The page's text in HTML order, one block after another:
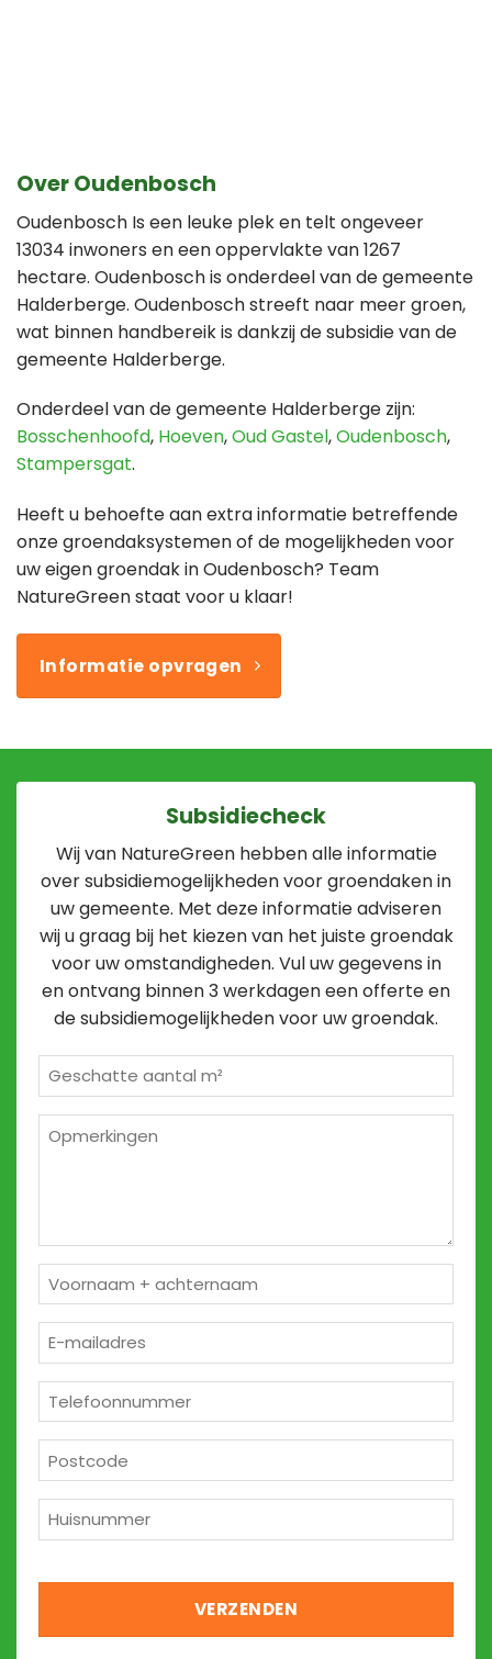
Over Oudenbosch
Oudenbosch Is een leuke plek en telt ongeveer
13034 inwoners en een oppervlakte van 1267
hectare. Oudenbosch is onderdeel van de gemeente
Halderberge. Oudenbosch streeft naar meer groen,
wat binnen handbereik is dankzij de subsidie van de
gemeente Halderberge.
Onderdeel van de gemeente Halderberge zijn:
Bosschenhoofd, Hoeven,Oud Gastel,Oudenbosch,
Stampersgat.
Heeft u behoefte aan extra informatie betreffende
onze groendaksystemen of de mogelijkheden voor
uw eigen groendak in Oudenbosch? Team
NatureGreen staat voor u klaar!
Informatie opvragen
Subsidiecheck
Wij van NatureGreen hebben alle informatie
over subsidiemogelijkheden voor groendaken in
uw gemeente. Met deze informatie adviseren
wij u graag bij het kiezen van het juiste groendak
voor uw omstandigheden. Vul uw gegevens in
en ontvang binnen 3 werkdagen een offerte en
de subsidiemogelijkheden voor uw groendak.
m²
Naam
*
mailadres
*
*
*